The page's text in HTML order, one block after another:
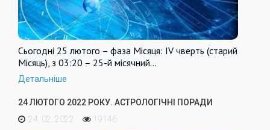
Сьогодні 25 лютого – фаза Місяця: IV чверть (старий
Місяць), з 03:20 – 25-й місячний…
Детальніше
24 ЛЮТОГО 2022 РОКУ. АСТРОЛОГІЧНІ ПОРАДИ
24. 02. 2022
19146